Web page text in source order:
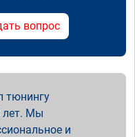
вопрос
тюнингу
лет. Мы
и